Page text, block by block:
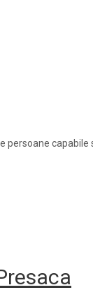
persoane